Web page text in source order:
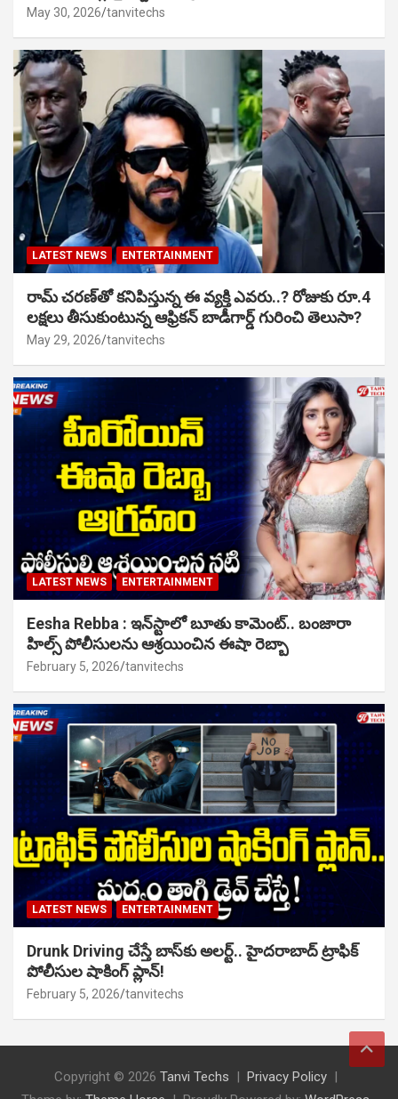
May 30, 2026 tanvitechs
LATEST NEWS ENTERTAINMENT
రామ్ చరణ్‌తో కనిపిస్తున్న ఈ వ్యక్తి ఎవరు..? రోజుకు రూ.4
లక్షలు తీసుకుంటున్న ఆఫ్రికన్ బాడీగార్డ్ గురించి తెలుసా?
May 29, 2026 tanvitechs
LATEST NEWS ENTERTAINMENT
Eesha Rebba : ఇన్‌స్టాలో బూతు కామెంట్.. బంజారా
హిల్స్ పోలీసులను ఆశ్రయించిన ఈషా రెబ్బా
February 5, 2026 tanvitechs
LATEST NEWS ENTERTAINMENT
Drunk Driving చేస్తే బాస్‌కు అలర్ట్.. హైదరాబాద్ ట్రాఫిక్
పోలీసుల షాకింగ్ ప్లాన్!
February 5, 2026 tanvitechs
Copyright © 2026 Tanvi Techs
Privacy Policy